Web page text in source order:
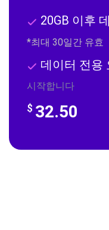
20GB 이후
*최대 30일간 유효
데이터 전용
시작합니다
$ 32.50